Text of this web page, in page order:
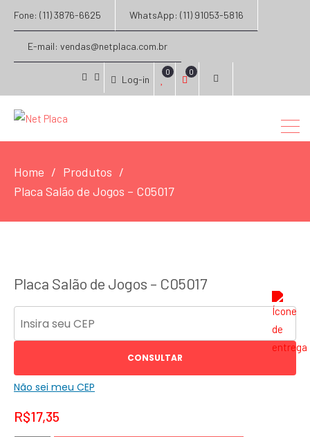
Fone: (11) 3876-6625 WhatsApp: (11) 91053-5816
E-mail: vendas@netplaca.com.br
facebook
instagram
Log-in
0 0
Home
Produtos
Placa Salão de Jogos – C05017
Placa Salão de Jogos – C05017
CONSULTAR
Não sei meu CEP
R$17,35